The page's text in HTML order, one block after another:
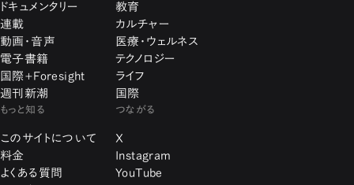
ドキュメンタリー
連載
動画・音声
電子書籍
国際+Foresight
週刊新潮
教育
カルチャー
医療・ウェルネス
テクノロジー
ライフ
国際
もっと知る
このサイトについて
料金
よくある質問
つながる
X
Instagram
YouTube